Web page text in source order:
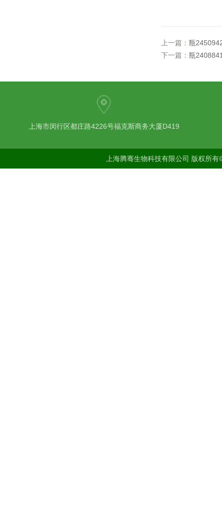
上一篇： 瓶
下一篇： 瓶
上海市闵行区都庄路4226号福克斯商务大厦D419
上海腾骞生物科技有限公司 版权所